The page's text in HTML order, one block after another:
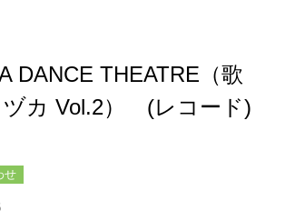
DANCE THEATRE（歌
ヅカ Vol.2） (レコード)
せ